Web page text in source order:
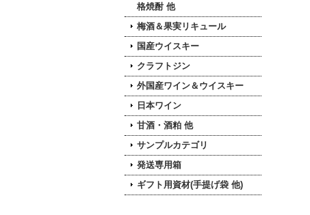
格焼酎 他
梅酒＆果実リキュール
国産ウイスキー
クラフトジン
外国産ワイン＆ウイスキー
日本ワイン
甘酒・酒粕 他
サンプルカテゴリ
発送専用箱
ギフト用資材(手提げ袋 他)